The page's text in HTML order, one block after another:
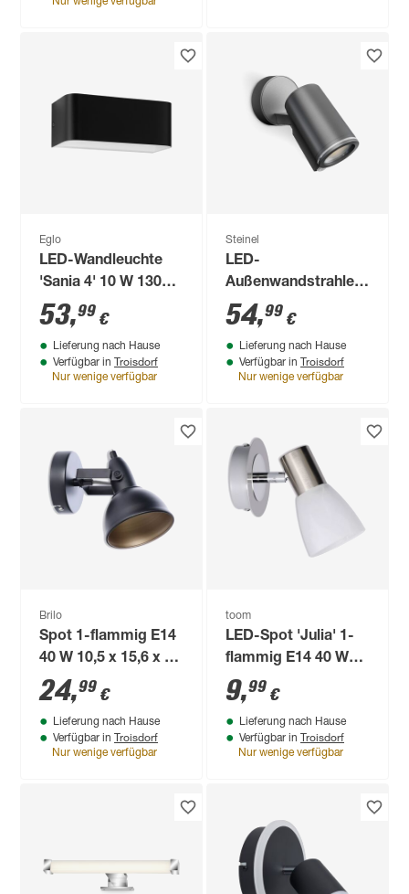
Eglo
LED-Wandleuchte
'Sania 4' 10 W 1300
lm warmweiß 20 x 8
cm
53,99 €
Lieferung nach Hause
Verfügbar in Troisdorf
Nur wenige verfügbar
Steinel
LED-
Außenwandstrahler
'Spot ONE S Sensor'
mit
Bewegungssensor
7,47 W 512 lm
54,99 €
Lieferung nach Hause
Verfügbar in Troisdorf
Nur wenige verfügbar
Brilo
Spot 1-flammig E14
40 W 10,5 x 15,6 x 10
cm
24,99 €
Lieferung nach Hause
Verfügbar in Troisdorf
Nur wenige verfügbar
toom
LED-Spot 'Julia' 1-
flammig E14 40 W
7,5 cm
9,99 €
Lieferung nach Hause
Verfügbar in Troisdorf
Nur wenige verfügbar